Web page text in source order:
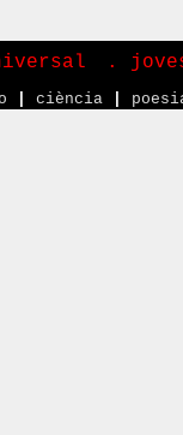
.
ciència